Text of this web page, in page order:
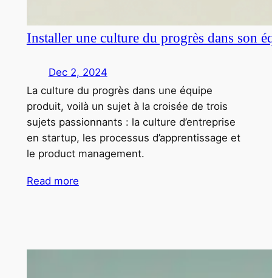
Installer une culture du progrès dans son
Dec 2, 2024
La culture du progrès dans une équipe
produit, voilà un sujet à la croisée de trois
sujets passionnants : la culture d’entreprise
en startup, les processus d’apprentissage et
le product management.
Read more